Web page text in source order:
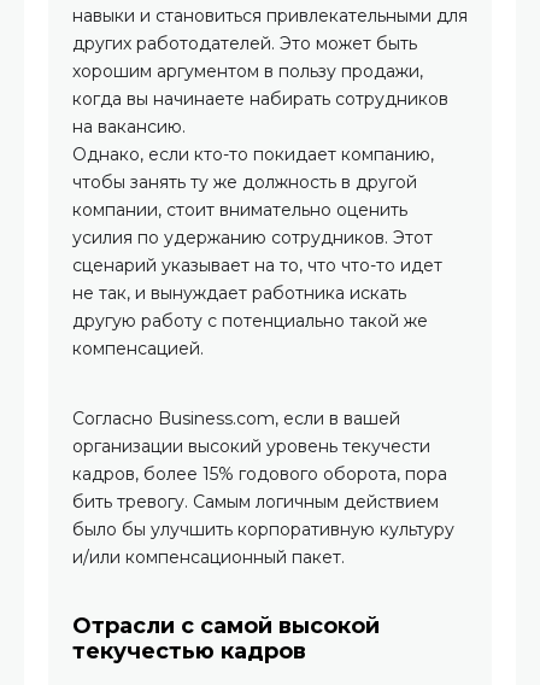
навыки и становиться привлекательными для
других работодателей. Это может быть
хорошим аргументом в пользу продажи,
когда вы начинаете набирать сотрудников
на вакансию.
Однако, если кто-то покидает компанию,
чтобы занять ту же должность в другой
компании, стоит внимательно оценить
усилия по удержанию сотрудников. Этот
сценарий указывает на то, что что-то идет
не так, и вынуждает работника искать
другую работу с потенциально такой же
компенсацией.
Согласно Business.com, если в вашей
организации высокий уровень текучести
кадров, более 15% годового оборота, пора
бить тревогу. Самым логичным действием
было бы улучшить корпоративную культуру
и/или компенсационный пакет.
Отрасли с самой высокой
текучестью кадров